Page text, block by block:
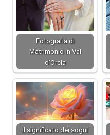
Fotografia di
Matrimonio in Val
d’Orcia
Il significato dei sogni